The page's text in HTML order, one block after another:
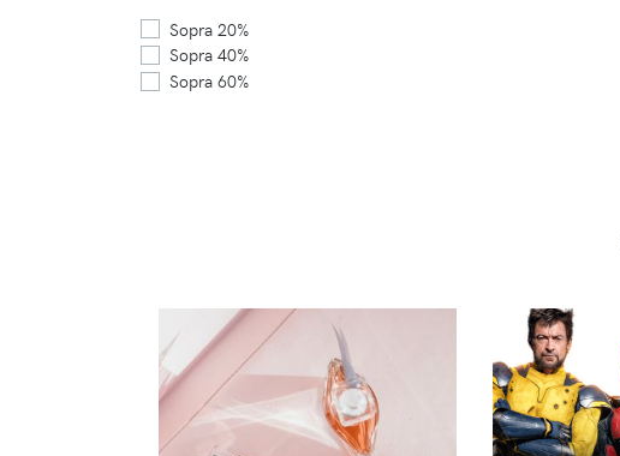
Sopra 20%
Sopra 40%
Sopra 60%